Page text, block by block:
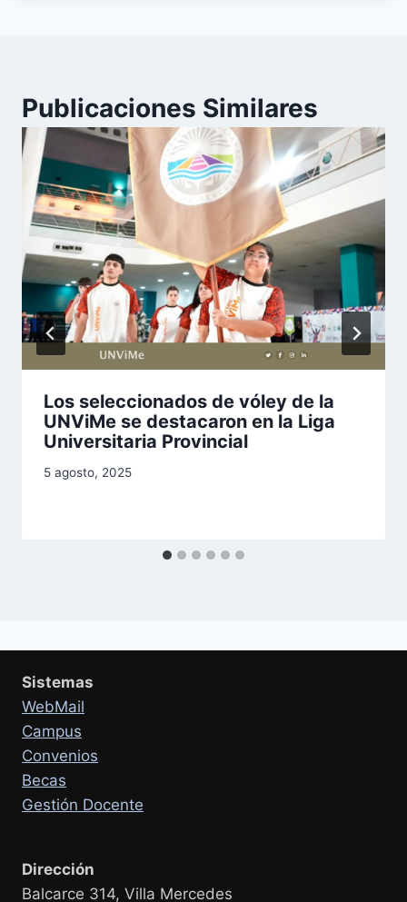
Publicaciones Similares
Los seleccionados de vóley de la
UNViMe se destacaron en la Liga
Universitaria Provincial
5 agosto, 2025
Sistemas
WebMail
Campus
Convenios
Becas
Gestión Docente
Dirección
Balcarce 314, Villa Mercedes